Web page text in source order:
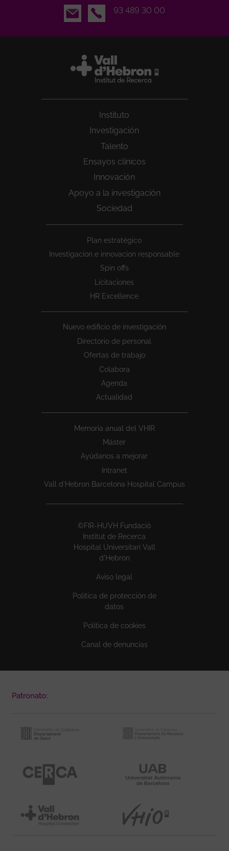
Email 93 489 30 00
Instituto
Investigación
Talento
Ensayos clínicos
Innovación
Apoyo a la investigación
Sociedad
Plan estratégico
Investigacion e innovacion responsable
Spin offs
Licitaciones
HR Excellence
Nuevo edificio de investigación
Directorio de personal
Ofertas de trabajo
Colabora
Agenda
Actualidad
Memoria anual del VHIR
Máster
Ayúdanos a mejorar
Intranet
Vall d’Hebron Barcelona Hospital Campus
©FIR-HUVH Fundació
Institut de Recerca
Hospital Universitari Vall
d'Hebron
Aviso legal
Política de protección de
datos
Política de cookies
Canal de denuncias
Patronato: